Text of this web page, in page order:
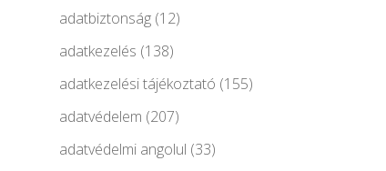
adatbiztonság(12)
adatkezelés (138)
adatkezelési tájékoztató (155)
adatvédelem (207)
adatvédelmi angolul (33)